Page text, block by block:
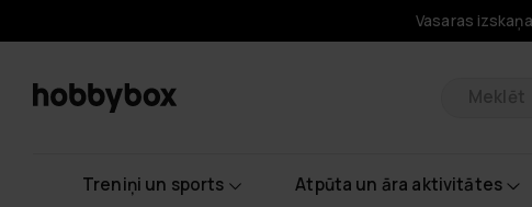
Vasaras
Treniņi un sports Atpūta un āra aktivitātes